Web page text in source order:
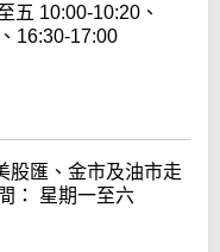
五 10:00-10:20、
16:30-17:00
股匯、金市及油市走
： 星期一至六